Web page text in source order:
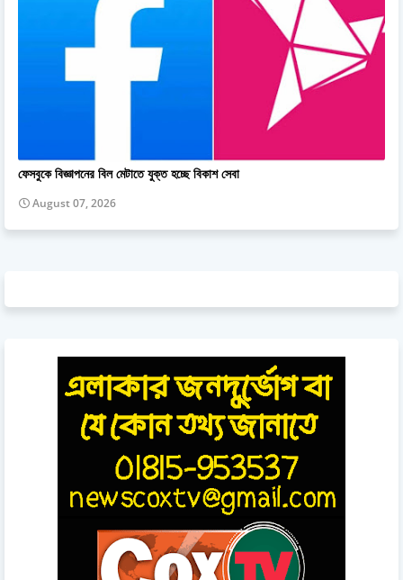
ফেসবুকে বিজ্ঞাপনের বিল মেটাতে যুক্ত হচ্ছে বিকাশ সেবা
August 07, 2026